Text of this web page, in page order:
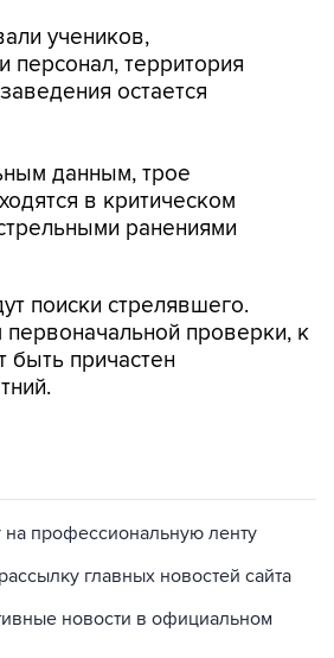
учеников,
персонал, территория
остается
данным, трое
в критическом
ранениями
поиски стрелявшего.
проверки, к
причастен
на профессиональную ленту
главных новостей сайта
новости в официальном